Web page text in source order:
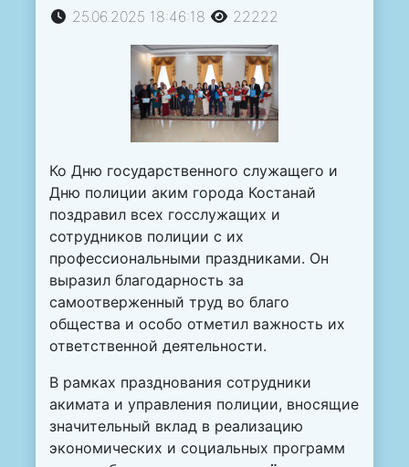
25.06.2025 18:46:18 22222
Ко Дню государственного служащего и
Дню полиции аким города Костанай
поздравил всех госслужащих и
сотрудников полиции с их
профессиональными праздниками. Он
выразил благодарность за
самоотверженный труд во благо
общества и особо отметил важность их
ответственной деятельности.
В рамках празднования сотрудники
акимата и управления полиции, вносящие
значительный вклад в реализацию
экономических и социальных программ